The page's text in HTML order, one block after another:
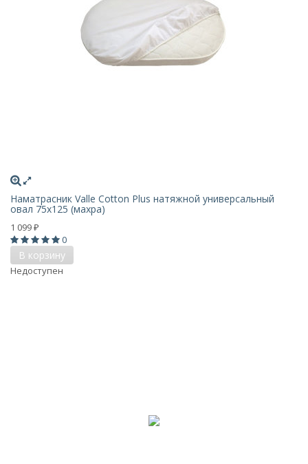
Наматрасник Valle Cotton Plus натяжной универсальный
овал 75х125 (махра)
1 099 ₽
0
В корзину
Недоступен